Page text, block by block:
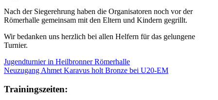
Nach der Siegerehrung haben die Organisatoren noch vor der
Römerhalle gemeinsam mit den Eltern und Kindern gegrillt.
Wir bedanken uns herzlich bei allen Helfern für das gelungene
Turnier.
Jugendturnier in Heilbronner Römerhalle
Neuzugang Ahmet Karavus holt Bronze bei U20-EM
Trainingszeiten: